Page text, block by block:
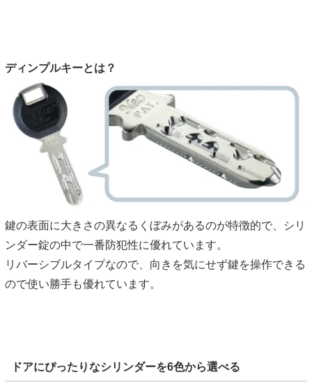
ディンプルキーとは？
鍵の表面に大きさの異なるくぼみがあるのが特徴的で、シリ
ンダー錠の中で一番防犯性に優れています。
リバーシブルタイプなので、向きを気にせず鍵を操作できる
ので使い勝手も優れています。
ドアにぴったりなシリンダーを6色から選べる